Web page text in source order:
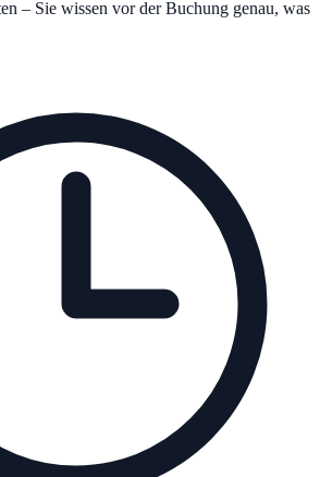
– Sie wissen vor der Buchung genau, was